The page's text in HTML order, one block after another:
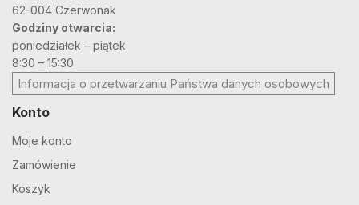
62-004 Czerwonak
Godziny otwarcia:
poniedziałek – piątek
8:30 – 15:30
Informacja o przetwarzaniu Państwa danych osobowych
Konto
Moje konto
Zamówienie
Koszyk